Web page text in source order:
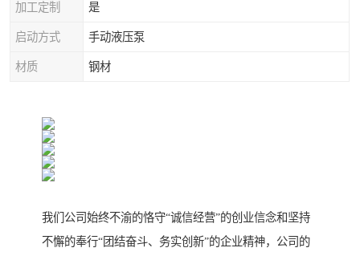
加工定制 是
启动方式 手动液压泵
材质 钢材
我们公司始终不渝的恪守“诚信经营”的创业信念和坚持
不懈的奉行“团结奋斗、务实创新”的企业精神，公司的